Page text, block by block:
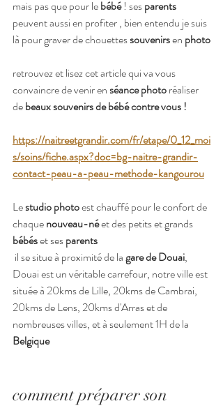
mais pas que pour le bébé ! ses parents
peuvent aussi en profiter , bien entendu je suis
là pour graver de chouettes souvenirs en photo
retrouvez et lisez cet article qui va vous
convaincre de venir en séance photo réaliser
de beaux souvenirs de bébé contre vous !
https://naitreetgrandir.com/fr/etape/0_12_moi
s/soins/fiche.aspx?doc=bg-naitre-grandir-
contact-peau-a-peau-methode-kangourou
Le studio photo est chauffé pour le confort de
chaque nouveau-né et des petits et grands
bébés et ses parents
il se situe à proximité de la gare de Douai,
Douai est un véritable carrefour, notre ville est
située à 20kms de Lille, 20kms de Cambrai,
20kms de Lens, 20kms d'Arras et de
nombreuses villes, et à seulement 1H de la
Belgique
comment préparer son